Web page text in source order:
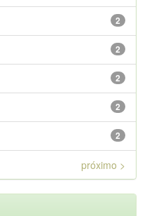
2
2
2
2
2
próximo >